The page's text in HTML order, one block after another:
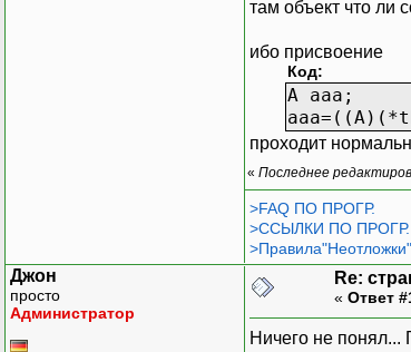
void F()
{
B b;
int
}
там объект что ли
ибо присвоение
Код:
A aaa;
проходит
« Последнее
>FAQ ПО ПРОГР.
>ССЫЛКИ ПО ПРОГР.
>Правила"Неотложки"
Джон
просто
Администратор
Re:
« Ответ
Ничего не понял...